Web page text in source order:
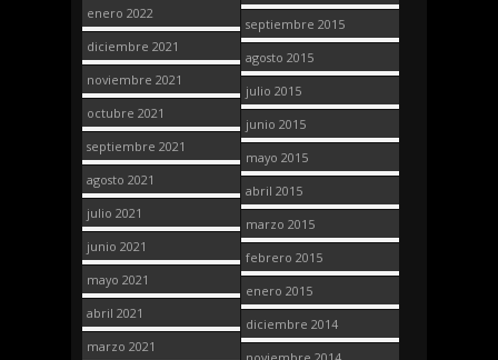
enero 2022
diciembre 2021
noviembre 2021
octubre 2021
septiembre 2021
agosto 2021
julio 2021
junio 2021
mayo 2021
abril 2021
marzo 2021
septiembre 2015
agosto 2015
julio 2015
junio 2015
mayo 2015
abril 2015
marzo 2015
febrero 2015
enero 2015
diciembre 2014